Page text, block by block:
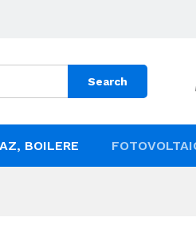
Search
BOILERE